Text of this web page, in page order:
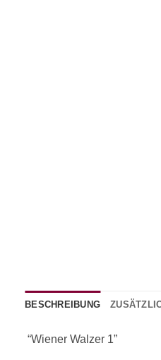
BESCHREIBUNG
“Wiener Walzer 1”